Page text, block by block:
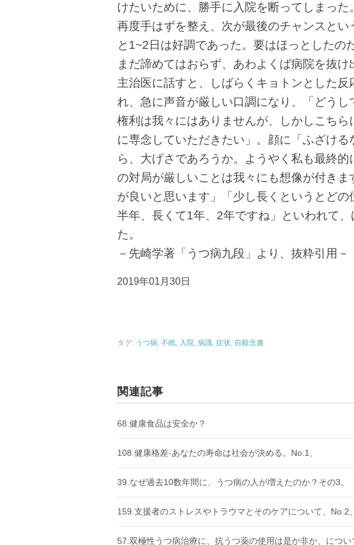
けたいために、勝手に入院を断ってしまっ
再度手はずを整え、次が最後のチャンスと
と1~2日は好調であった。要はほっとしたの
まだ諦めてはおらず、あわよくば病院を抜け
主治医に話すと、しばらくキョトンとした
れ、急に声音が厳しい口調になり、「どう
権利は我々にはありませんが、しかしこち
に専念していただきたい」。顔に「ふざけ
ら、大げさであろうか。ようやく私も最終
の対局が厳しいことは我々にも想像が付き
が良いと思います」「少し長くというとど
半年、長くて1年、2年ですね」といわれて
た。
－先崎学著「うつ病九段」より、抜粋引用－
2019年01月30日
タグ: うつ病, 不眠, 入院, 病識, 症状, 自殺念慮
関連記事
68.健康食品は安全か？
108.健康格差-あなたの寿命は社会が決める。No.1、
39.なぜ過去10数年間に、うつ病の人が増えたのか？その3。
159.支援者のストレスやトラウマとそのケアについて、No.2、
57.双極性うつ病治療に、抗うつ薬の使用は是か非か、につい